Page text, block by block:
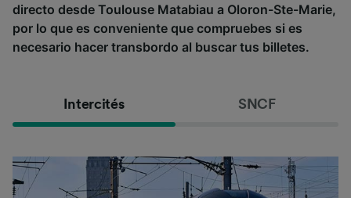
directo desde Toulouse Matabiau a Oloron-Ste-Marie,
por lo que es conveniente que compruebes si es
necesario hacer transbordo al buscar tus billetes.
Intercités SNCF